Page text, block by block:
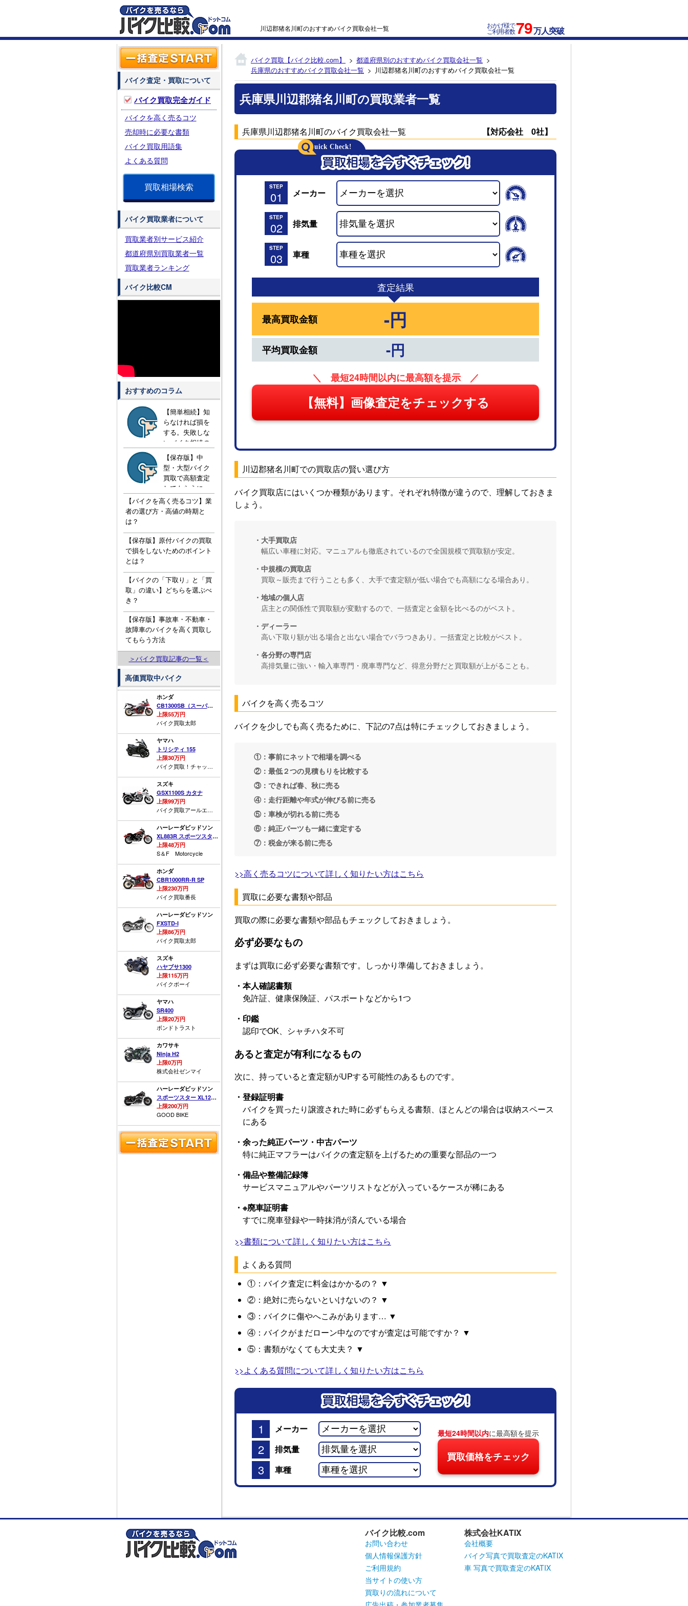
川辺郡猪名川町のおすすめバイク買取会社一覧 おかげ様で
ご利用者数79万人突破
バイク買取【バイク比較.com】
都道府県別のおすすめバイク買取会社一覧
兵庫県のおすすめバイク買取会社一覧
川辺郡猪名川町のおすすめバイク買取会社一覧
兵庫県川辺郡猪名川町の買取業者一覧
兵庫県川辺郡猪名川町のバイク買取会社一覧 【対応会社 0社】
STEP
01 メーカー
STEP
02 排気量
STEP
03 車種
査定結果
最高買取金額 -円
平均買取金額 -円
＼ 最短24時間以内に最高額を提示 ／
【無料】画像査定をチェックする
川辺郡猪名川町での買取店の賢い選び方
バイク買取店にはいくつか種類があります。それぞれ特徴が違うので、理解しておきま
しょう。
・大手買取店
幅広い車種に対応。マニュアルも徹底されているので全国規模で買取額が安定。
・中規模の買取店
買取～販売まで行うことも多く、大手で査定額が低い場合でも高額になる場合あり。
・地域の個人店
店主との関係性で買取額が変動するので、一括査定と金額を比べるのがベスト。
・ディーラー
高い下取り額が出る場合と出ない場合でバラつきあり。一括査定と比較がベスト。
・各分野の専門店
高排気量に強い・輸入車専門・廃車専門など、得意分野だと買取額が上がることも。
バイクを高く売るコツ
バイクを少しでも高く売るために、下記の7点は特にチェックしておきましょう。
①：事前にネットで相場を調べる
②：最低２つの見積もりを比較する
③：できれば春、秋に売る
④：走行距離や年式が伸びる前に売る
⑤：車検が切れる前に売る
⑥：純正パーツも一緒に査定する
⑦：税金が来る前に売る
>>高く売るコツについて詳しく知りたい方はこちら
買取に必要な書類や部品
買取の際に必要な書類や部品もチェックしておきましょう。
必ず必要なもの
まずは買取に必ず必要な書類です。しっかり準備しておきましょう。
・本人確認書類
免許証、健康保険証、パスポートなどから1つ
・印鑑
認印でOK、シャチハタ不可
あると査定が有利になるもの
次に、持っていると査定額がUPする可能性のあるものです。
・登録証明書
バイクを買ったり譲渡された時に必ずもらえる書類、ほとんどの場合は収納スペース
にある
・余った純正パーツ・中古パーツ
特に純正マフラーはバイクの査定額を上げるための重要な部品の一つ
・備品や整備記録簿
サービスマニュアルやパーツリストなどが入っているケースが稀にある
・※廃車証明書
すでに廃車登録や一時抹消が済んでいる場合
>>書類について詳しく知りたい方はこちら
よくある質問
①：バイク査定に料金はかかるの？ ▼
②：絶対に売らないといけないの？ ▼
③：バイクに傷やへこみがあります… ▼
④：バイクがまだローン中なのですが査定は可能ですか？ ▼
⑤：書類がなくても大丈夫？ ▼
>>よくある質問について詳しく知りたい方はこちら
1 メーカー
2 排気量
3 車種
最短24時間以内に最高額を提示
買取価格をチェック
バイク査定・買取について
バイク買取完全ガイド
バイクを高く売るコツ
売却時に必要な書類
バイク買取用語集
よくある質問
買取相場検索
バイク買取業者について
買取業者別サービス紹介
都道府県別買取業者一覧
買取業者ランキング
バイク比較CM
おすすめのコラム
【簡単相続】知
らなければ損を
する。失敗しな
いバイク相続の
方法とは？
【保存版】中
型・大型バイク
買取で高額査定
してもらうに
は！？知ってお
きたい３つの知
【バイクを高く売るコツ】業
者の選び方・高値の時期と
は？
【保存版】原付バイクの買取
で損をしないためのポイント
とは？
【バイクの「下取り」と「買
取」の違い】どちらを選ぶべ
き？
【保存版】事故車・不動車・
故障車のバイクを高く買取し
てもらう方法
＞バイク買取記事の一覧＜
高価買取中バイク
ホンダ
CB1300SB（スーパーボルドール）
上限55万円
バイク買取太郎
ヤマハ
トリシティ 155
上限30万円
バイク買取！チャッピー！
スズキ
GSX1100S カタナ
上限99万円
バイク買取アールエス福山
ハーレーダビッドソン
XL883R スポーツスター883R
上限48万円
S＆F Motorcycle
ホンダ
CBR1000RR-R SP
上限230万円
バイク買取番長
ハーレーダビッドソン
FXSTD-I
上限86万円
バイク買取太郎
スズキ
ハヤブサ1300
上限115万円
バイクボーイ
ヤマハ
SR400
上限20万円
ボンドトラスト
カワサキ
Ninja H2
上限0万円
株式会社ゼンマイ
ハーレーダビッドソン
スポーツスター XL1200X フォーティーエイト
上限200万円
GOOD BIKE
バイク比較.com
お問い合わせ
個人情報保護方針
ご利用規約
当サイトの使い方
買取りの流れについて
株式会社KATIX
会社概要
バイク写真で買取査定のKATIX
車 写真で買取査定のKATIX